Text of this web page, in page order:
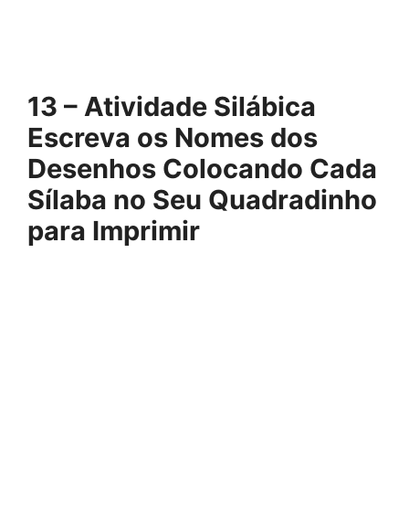
13 – Atividade Silábica
Escreva os Nomes dos
Desenhos Colocando Cada
Sílaba no Seu Quadradinho
para Imprimir